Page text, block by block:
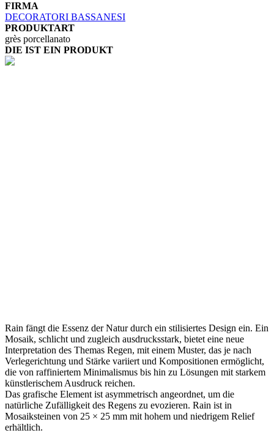
FIRMA
DECORATORI BASSANESI
PRODUKTART
grès porcellanato
DIE IST EIN PRODUKT
Rain fängt die Essenz der Natur durch ein stilisiertes Design ein. Ein
Mosaik, schlicht und zugleich ausdrucksstark, bietet eine neue
Interpretation des Themas Regen, mit einem Muster, das je nach
Verlegerichtung und Stärke variiert und Kompositionen ermöglicht,
die von raffiniertem Minimalismus bis hin zu Lösungen mit starkem
künstlerischem Ausdruck reichen.
Das grafische Element ist asymmetrisch angeordnet, um die
natürliche Zufälligkeit des Regens zu evozieren. Rain ist in
Mosaiksteinen von 25 × 25 mm mit hohem und niedrigem Relief
erhältlich.